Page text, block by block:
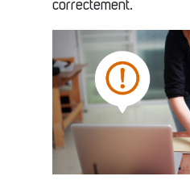
correctement.